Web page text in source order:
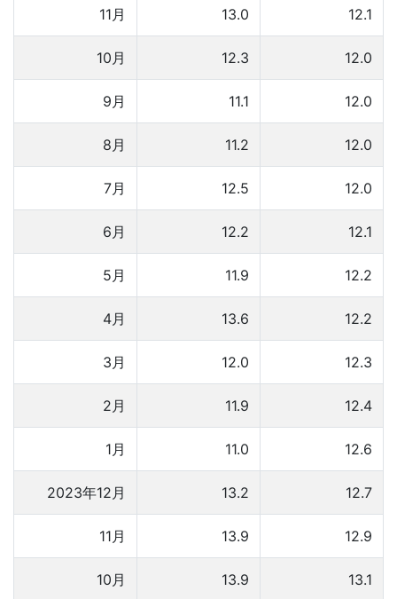
11月 13.0 12.1
10月 12.3 12.0
9月 11.1 12.0
8月 11.2 12.0
7月 12.5 12.0
6月 12.2 12.1
5月 11.9 12.2
4月 13.6 12.2
3月 12.0 12.3
2月 11.9 12.4
1月 11.0 12.6
2023年12月 13.2 12.7
11月 13.9 12.9
10月 13.9 13.1